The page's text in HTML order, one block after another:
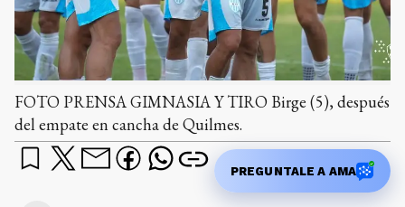
FOTO PRENSA GIMNASIA Y TIRO Birge (5), después
del empate en cancha de Quilmes.
PREGUNTALE A AMA